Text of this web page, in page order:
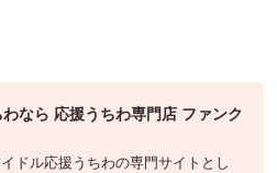
なら 応援うちわ専門店 ファンク
ドル応援うちわの専門サイトとし